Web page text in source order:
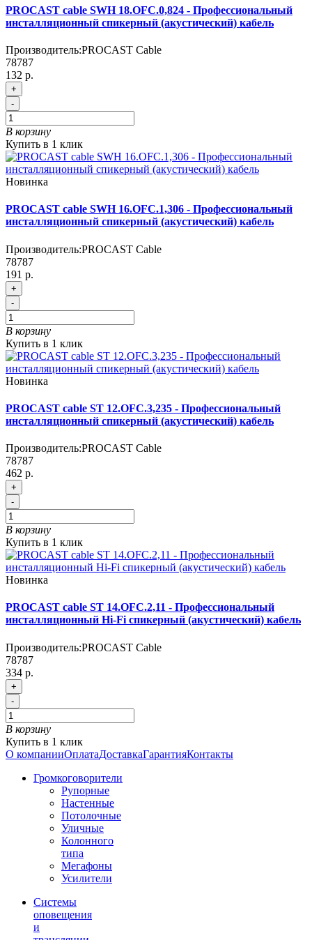
PROCAST cable SWH 18.OFC.0,824 - Профессиональный
инсталляционный спикерный (акустический) кабель
Производитель:PROCAST Cable
78787
132 р.
+
-
В корзину
Купить в 1 клик
Новинка
PROCAST cable SWH 16.OFC.1,306 - Профессиональный
инсталляционный спикерный (акустический) кабель
Производитель:PROCAST Cable
78787
191 р.
+
-
В корзину
Купить в 1 клик
Новинка
PROCAST cable ST 12.OFC.3,235 - Профессиональный
инсталляционный спикерный (акустический) кабель
Производитель:PROCAST Cable
78787
462 р.
+
-
В корзину
Купить в 1 клик
Новинка
PROCAST cable ST 14.OFC.2,11 - Профессиональный
инсталляционный Hi-Fi спикерный (акустический) кабель
Производитель:PROCAST Cable
78787
334 р.
+
-
В корзину
Купить в 1 клик
О компанииОплатаДоставкаГарантияКонтакты
Громкоговорители
Рупорные
Настенные
Потолочные
Уличные
Колонного
типа
Мегафоны
Усилители
Системы
оповещения
и